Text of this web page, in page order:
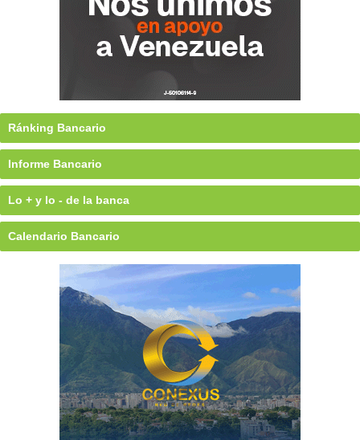
Ránking Bancario
Informe Bancario
Lo + y lo - de la banca
Calendario Bancario